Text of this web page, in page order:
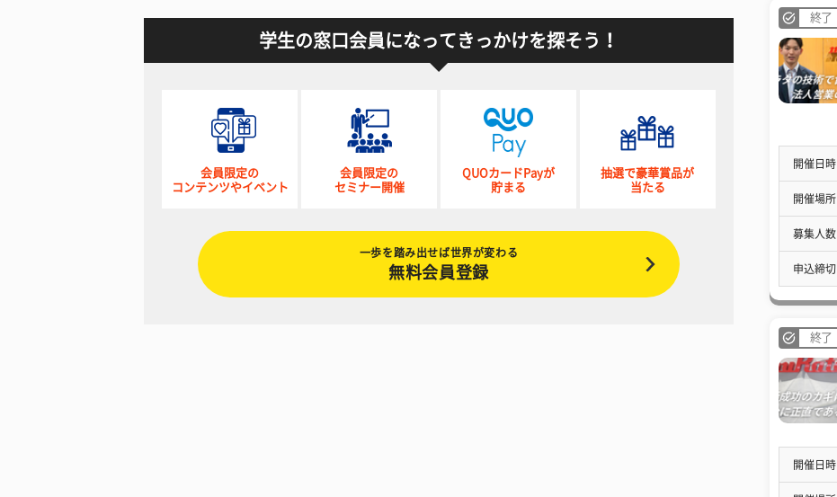
学生の窓口会員になってきっかけを探そう！
会員限定の
コンテンツやイベント
会員限定の
セミナー開催
QUOカードPayが
貯まる
抽選で豪華賞品が
当たる
一歩を踏み出せば世界が変わる
無料会員登録
終了
開催日時
開催場所
募集人数
申込締切
終了
開催日時